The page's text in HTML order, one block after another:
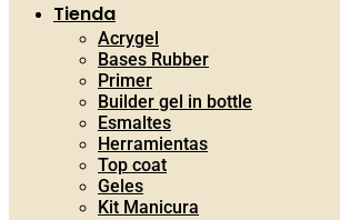
Tienda
Acrygel
Bases Rubber
Primer
Builder gel in bottle
Esmaltes
Herramientas
Top coat
Geles
Kit Manicura